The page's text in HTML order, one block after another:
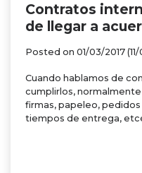
Contratos
de llegar a
Posted on 01/03/2017
Cuando hablamos de
cumplirlos,
firmas, papeleo,
tiempos de entrega,